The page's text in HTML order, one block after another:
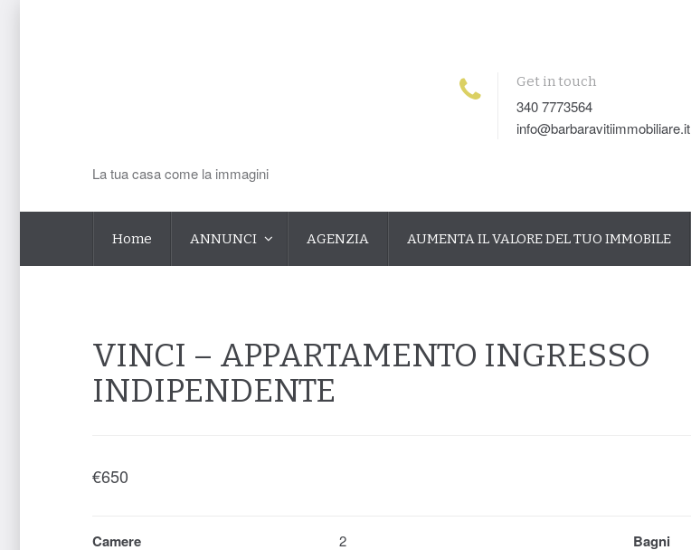
La tua casa come la immagini
Get in touch
340 7773564
info@barbaravitiimmobiliare.it
Home ANNUNCI AGENZIA AUMENTA IL VALORE DEL TUO IMMOBILE
VINCI – APPARTAMENTO INGRESSO
INDIPENDENTE
€650
Camere 2 Bagni